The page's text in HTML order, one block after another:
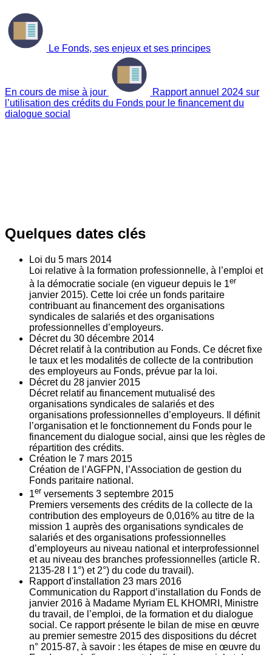
Le Fonds, ses enjeux et ses principes
En cours de mise à jour
Rapport annuel 2024 sur
l’utilisation des crédits du Fonds pour le financement du
dialogue social
Quelques dates clés
Loi du 5 mars 2014
Loi relative à la formation professionnelle, à l’emploi et
à la démocratie sociale (en vigueur depuis le 1er
janvier 2015). Cette loi crée un fonds paritaire
contribuant au financement des organisations
syndicales de salariés et des organisations
professionnelles d’employeurs.
Décret du 30 décembre 2014
Décret relatif à la contribution au Fonds. Ce décret fixe
le taux et les modalités de collecte de la contribution
des employeurs au Fonds, prévue par la loi.
Décret du 28 janvier 2015
Décret relatif au financement mutualisé des
organisations syndicales de salariés et des
organisations professionnelles d’employeurs. Il définit
l’organisation et le fonctionnement du Fonds pour le
financement du dialogue social, ainsi que les règles de
répartition des crédits.
Création le 7 mars 2015
Création de l’AGFPN, l’Association de gestion du
Fonds paritaire national.
1er versements 3 septembre 2015
Premiers versements des crédits de la collecte de la
contribution des employeurs de 0,016% au titre de la
mission 1 auprès des organisations syndicales de
salariés et des organisations professionnelles
d’employeurs au niveau national et interprofessionnel
et au niveau des branches professionnelles (article R.
2135‐28 I 1°) et 2°) du code du travail).
Rapport d'installation 23 mars 2016
Communication du Rapport d’installation du Fonds de
janvier 2016 à Madame Myriam EL KHOMRI, Ministre
du travail, de l’emploi, de la formation et du dialogue
social. Ce rapport présente le bilan de mise en œuvre
au premier semestre 2015 des dispositions du décret
n° 2015-87, à savoir : les étapes de mise en œuvre du